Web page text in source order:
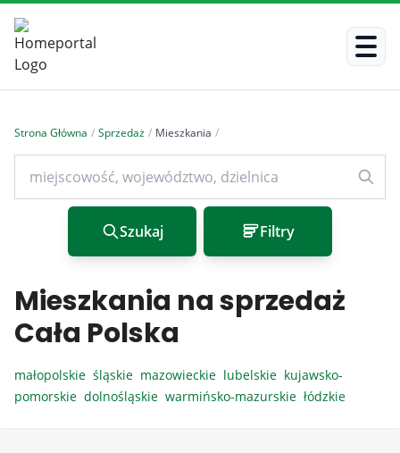
Strona Główna / Sprzedaż / Mieszkania /
Szukaj Filtry
Mieszkania na sprzedaż
Cała Polska
małopolskie śląskie mazowieckie lubelskie kujawsko-
pomorskie dolnośląskie warmińsko-mazurskie łódzkie